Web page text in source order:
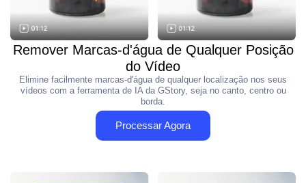
Remover Marcas-d'água de Qualquer Posição
do Vídeo
Elimine facilmente marcas-d'água de qualquer localização nos seus
vídeos com a ferramenta de IA da GStory, seja no canto, centro ou
borda.
Processar Agora